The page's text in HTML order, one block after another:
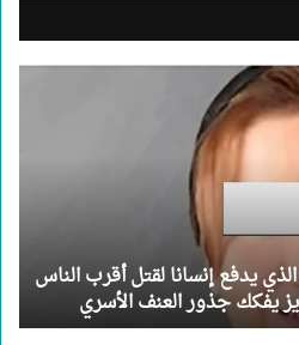
يدفع إنسانا لقتل أقرب الناس
يفكك جذور العنف الأسري